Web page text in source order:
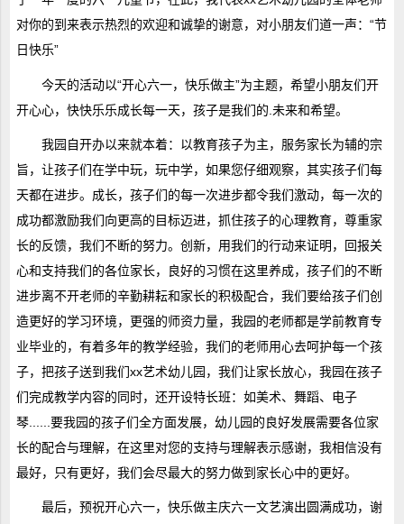
对你的到来表示热烈的欢迎和诚挚的谢意，对小朋友们道一声：“节
日快乐”
今天的活动以“开心六一，快乐做主”为主题，希望小朋友们开
开心心，快快乐乐成长每一天，孩子是我们的.未来和希望。
我园自开办以来就本着：以教育孩子为主，服务家长为辅的宗
旨，让孩子们在学中玩，玩中学，如果您仔细观察，其实孩子们每
天都在进步。成长，孩子们的每一次进步都令我们激动，每一次的
成功都激励我们向更高的目标迈进，抓住孩子的心理教育，尊重家
长的反馈，我们不断的努力。创新，用我们的行动来证明，回报关
心和支持我们的各位家长，良好的习惯在这里养成，孩子们的不断
进步离不开老师的辛勤耕耘和家长的积极配合，我们要给孩子们创
造更好的学习环境，更强的师资力量，我园的老师都是学前教育专
业毕业的，有着多年的教学经验，我们的老师用心去呵护每一个孩
子，把孩子送到我们xx艺术幼儿园，我们让家长放心，我园在孩子
们完成教学内容的同时，还开设特长班：如美术、舞蹈、电子
琴......要我园的孩子们全方面发展，幼儿园的良好发展需要各位家
长的配合与理解，在这里对您的支持与理解表示感谢，我相信没有
最好，只有更好，我们会尽最大的努力做到家长心中的更好。
最后，预祝开心六一，快乐做主庆六一文艺演出圆满成功，谢